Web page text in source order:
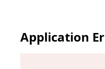
Application